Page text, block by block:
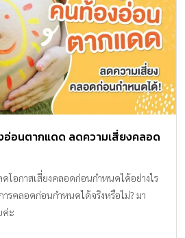
อ่อนตากแดด ลดความเสี่ยงคลอด
โอกาสเสี่ยงคลอดก่อนกำหนดได้อย่างไร
รคลอดก่อนกำหนดได้จริงหรือไม่? มา
ค่ะ